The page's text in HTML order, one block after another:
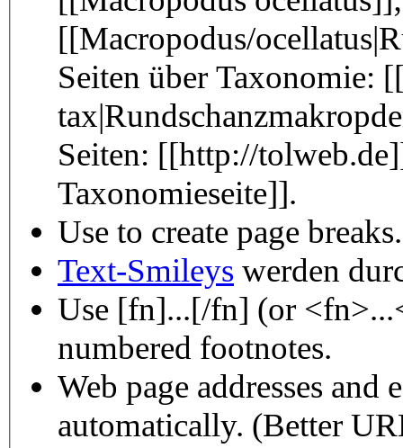
[[Macropodus/
Seiten über Taxonomie:
Seiten: [[http://
Taxonomieseite]].
Use to create page breaks.
Text-Smileys werden
Use [fn]...[/fn] (or
numbered footnotes.
Web page addresses
automatically. (Better